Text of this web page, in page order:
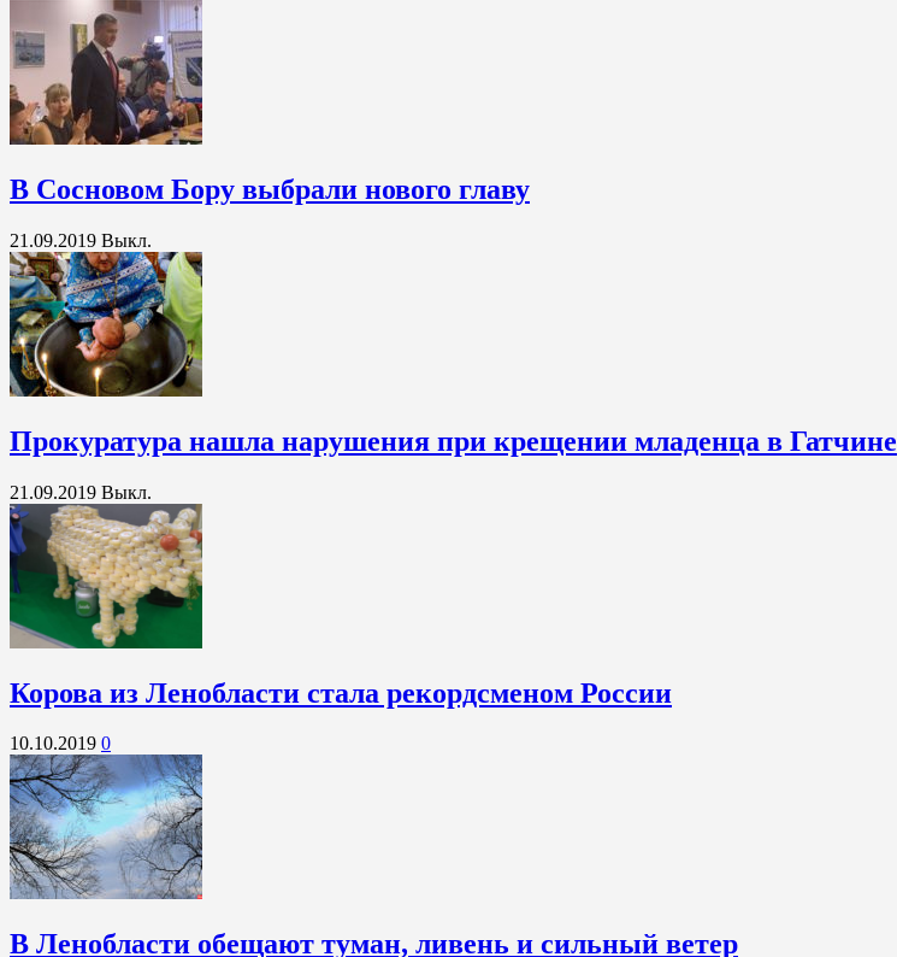
В Сосновом Бору выбрали нового главу
21.09.2019 Выкл.
Прокуратура нашла нарушения при крещении младенца в Гатчине
21.09.2019 Выкл.
Корова из Ленобласти стала рекордсменом России
10.10.2019 0
В Ленобласти обещают туман, ливень и сильный ветер